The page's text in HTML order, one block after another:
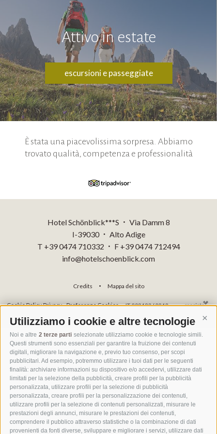
Utilizziamo i cookie e altre tecnologie
Noi e altre 2 terze parti selezionate utilizziamo cookie e tecnologie simili.
Questi strumenti sono essenziali per garantire la fruizione dei contenuti
digitali, migliorare la navigazione e, previo tuo consenso, per scopi
pubblicitari. Ad esempio, potremmo utilizzare i tuoi dati per le seguenti
finalità: archiviare informazioni su dispositivo e/o accedervi, utilizzare dati
limitati per la selezione della pubblicità, creare profili per la pubblicità
personalizzata, utilizzare profili per la selezione di pubblicità
personalizzata, creare profili per la personalizzazione dei contenuti,
utilizzare profili per la selezione di contenuti personalizzati, misurare le
prestazioni degli annunci, misurare le prestazioni dei contenuti,
comprendere il pubblico attraverso statistiche o la combinazione di dati
provenienti da fonti diverse, sviluppare e migliorare i servizi, utilizzare dati
Attivo in estate
escursioni e passeggiate
È stata una piacevolissima sorpresa. Abbiamo
trovato qualità, competenza e professionalità
Hotel Schönblick***S •
Via Damm 8
I-39030
•
Alto Adige
T +39 0474 710332
•
F +39 0474 712494
info@hotelschoenblick.com
Credits • Mappa del sito
Cookie Policy Privacy Preferenze Cookies IT 00818260218